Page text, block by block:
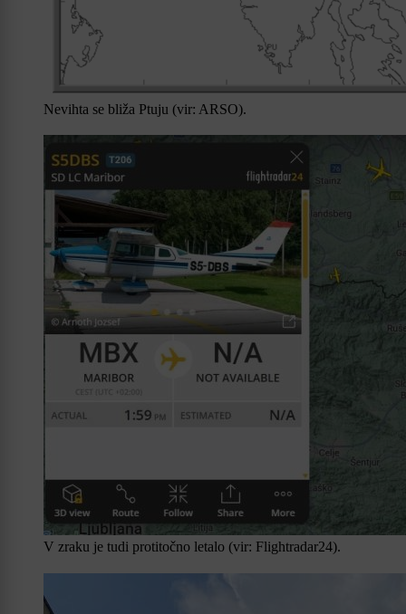
Nevihta se bliža Ptuju (vir: ARSO).
V zraku je tudi protitočno letalo (vir: Flightradar24).